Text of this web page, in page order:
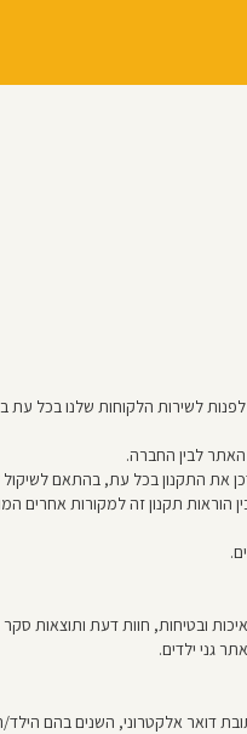
לבין החברה.
את התקנון בכל עת, בהתאם
תקנון זה למקורות אחרים
ובטיחות, חוות דעת ותוצאות סקר
גני ילדים.
דואר אלקטרוני, השנים בהם